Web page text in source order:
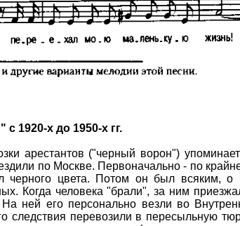
х до 1950-х гг.
арестантов ("черный ворон")
по Москве. Первоначально - по
черного цвета. Потом он был всяким, о
Когда человека "брали", за ним
ней его персонально везли во
следствия перевозили в пересыльную